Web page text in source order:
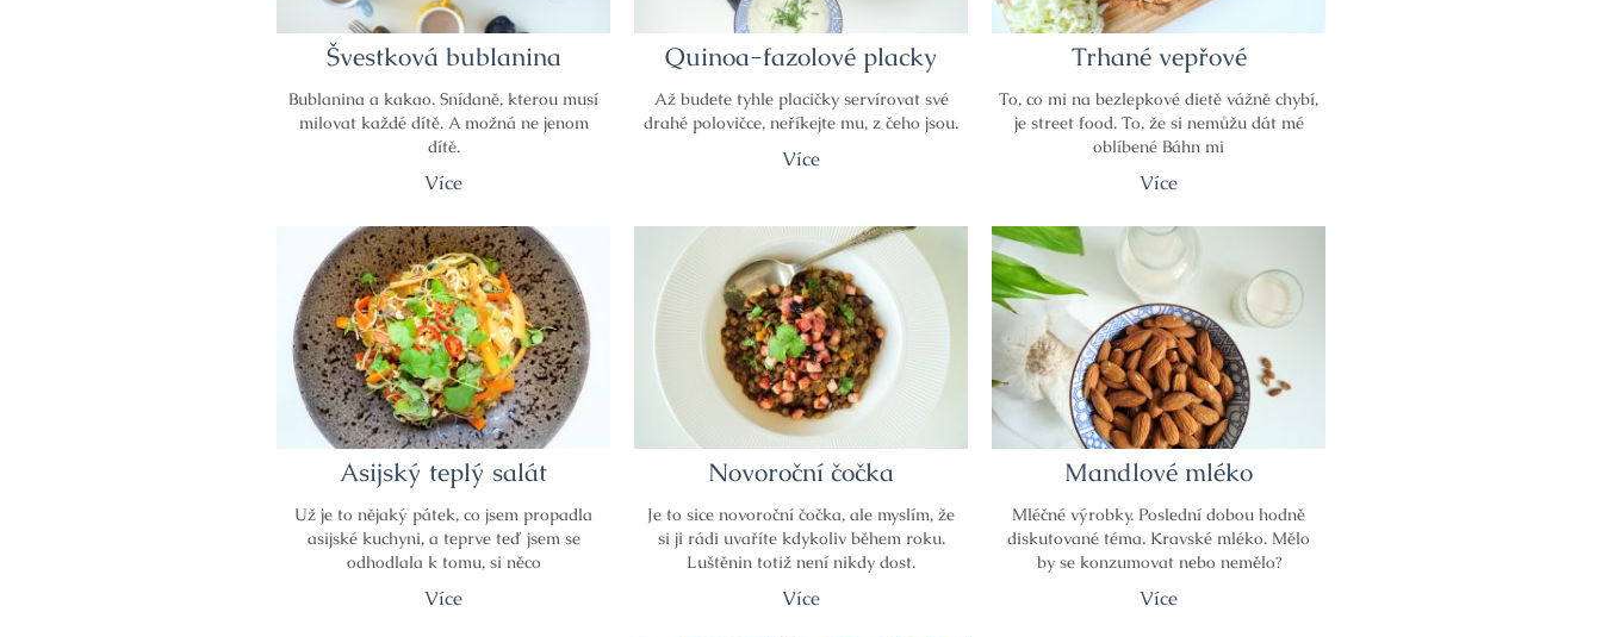
Švestková bublanina
Bublanina a kakao. Snídaně, kterou musí
milovat každé dítě. A možná ne jenom
dítě.
Více
Quinoa-fazolové placky
Až budete tyhle placičky servírovat své
drahé polovičce, neříkejte mu, z čeho jsou.
Více
Trhané vepřové
To, co mi na bezlepkové dietě vážně chybí,
je street food. To, že si nemůžu dát mé
oblíbené Báhn mi
Více
Asijský teplý salát
Už je to nějaký pátek, co jsem propadla
asijské kuchyni, a teprve teď jsem se
odhodlala k tomu, si něco
Více
Novoroční čočka
Je to sice novoroční čočka, ale myslím, že
si ji rádi uvaříte kdykoliv během roku.
Luštěnin totiž není nikdy dost.
Více
Mandlové mléko
Mléčné výrobky. Poslední dobou hodně
diskutované téma. Kravské mléko. Mělo
by se konzumovat nebo nemělo?
Více